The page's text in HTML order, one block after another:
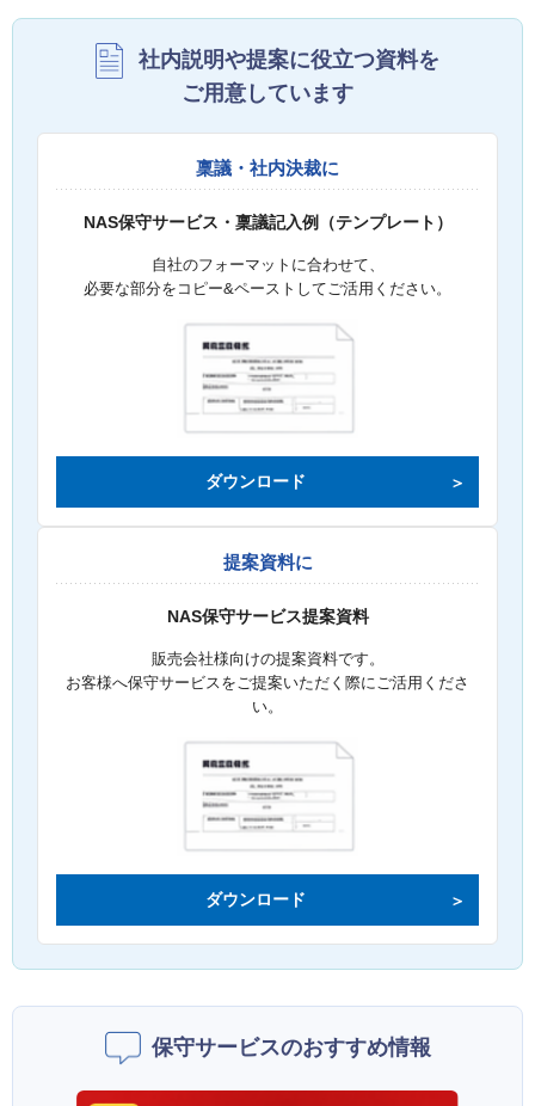
社内説明や提案に役立つ資料を
ご用意しています
稟議・社内決裁に
NAS保守サービス・稟議記入例（テンプレート）
自社のフォーマットに合わせて、
必要な部分をコピー&ペーストしてご活用ください。
ダウンロード
提案資料に
NAS保守サービス提案資料
販売会社様向けの提案資料です。
お客様へ保守サービスをご提案いただく際にご活用くださ
い。
ダウンロード
保守サービスのおすすめ情報